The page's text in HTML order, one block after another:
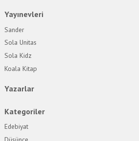
Yayınevleri
Sander
Sola Unitas
Sola Kidz
Koala Kitap
Yazarlar
Kategoriler
Edebiyat